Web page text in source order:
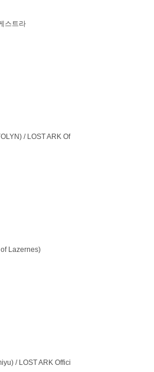
스트라
/ LOST ARK Of
Lazernes)
/ LOST ARK Offici